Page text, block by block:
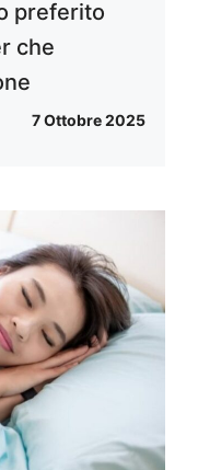
preferito
che
7 Ottobre 2025